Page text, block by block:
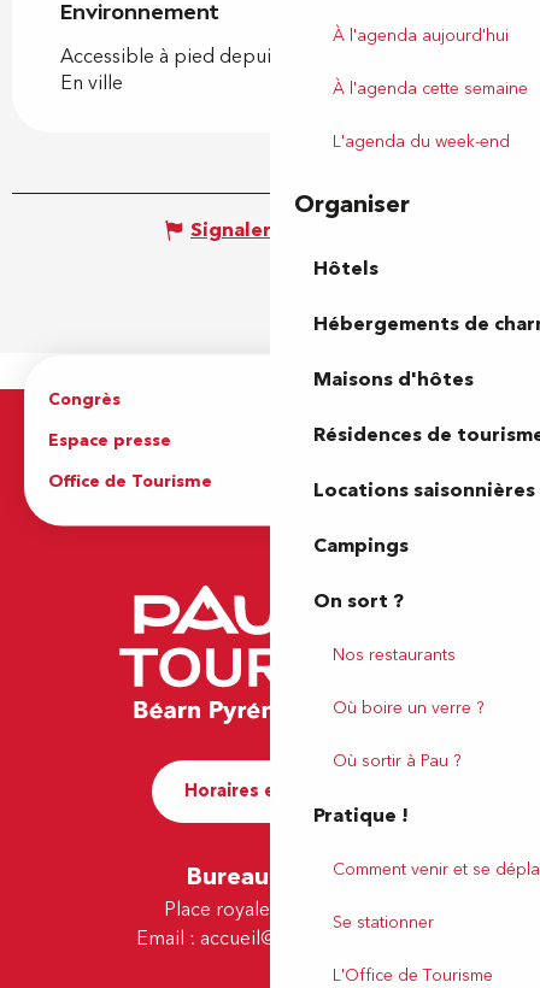
À l'agenda aujourd'hui
À l'agenda cette semaine
L'agenda du week-end
Organiser
Hôtels
Hébergements de
Maisons d'hôtes
Résidences de
Locations saisonnières
Campings
On sort ?
Nos restaurants
Où boire un verre ?
Où sortir à Pau ?
Pratique !
Comment venir et se
Se stationner
L'Office de Tourisme
Environnement
Environnement
Accessible à pied depuis l'OT
En ville
Signaler une erreur
Congrès
Espace presse
Brochures
Office de Tourisme
Horaires et contact
Bureau de Pau
Place royale - 64000 Pau
Email : accueil@tourismepau.fr